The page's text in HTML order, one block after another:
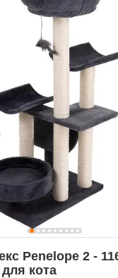
Penelope 2 -
кота